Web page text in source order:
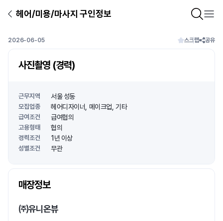
헤어/미용/마사지 구인정보
2026-06-05 스크랩 공유
사진촬영 (경력)
근무지역 서울 성동
모집업종 헤어디자이너 메이크업 기타
급여조건 급여협의
고용형태 협의
경력조건 1년 이상
성별조건 무관
매장정보
㈜유니온뷰